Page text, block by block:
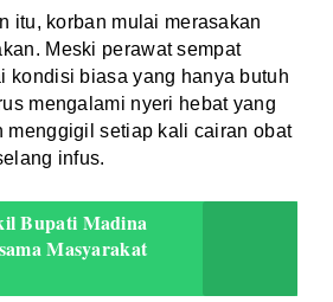
itu, korban mulai merasakan
Meski perawat sempat
kondisi biasa yang hanya butuh
mengalami nyeri hebat yang
menggigil setiap kali cairan obat
infus.
Bupati Madina
Masyarakat